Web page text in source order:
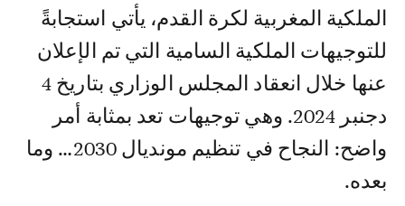
الملكية المغربية لكرة القدم، يأتي استجابةً
للتوجيهات الملكية السامية التي تم الإعلان
عنها خلال انعقاد المجلس الوزاري بتاريخ 4
دجنبر 2024. وهي توجيهات تعد بمثابة أمر
واضح: النجاح في تنظيم مونديال 2030… وما
بعده.